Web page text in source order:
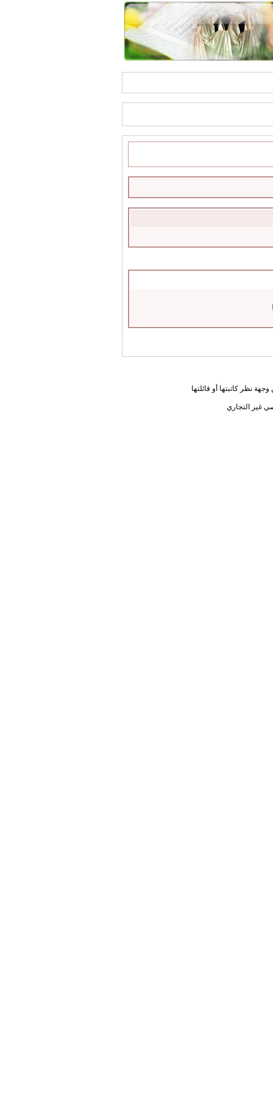
نظر كاتبتها أو قائلتها
غير التجاري